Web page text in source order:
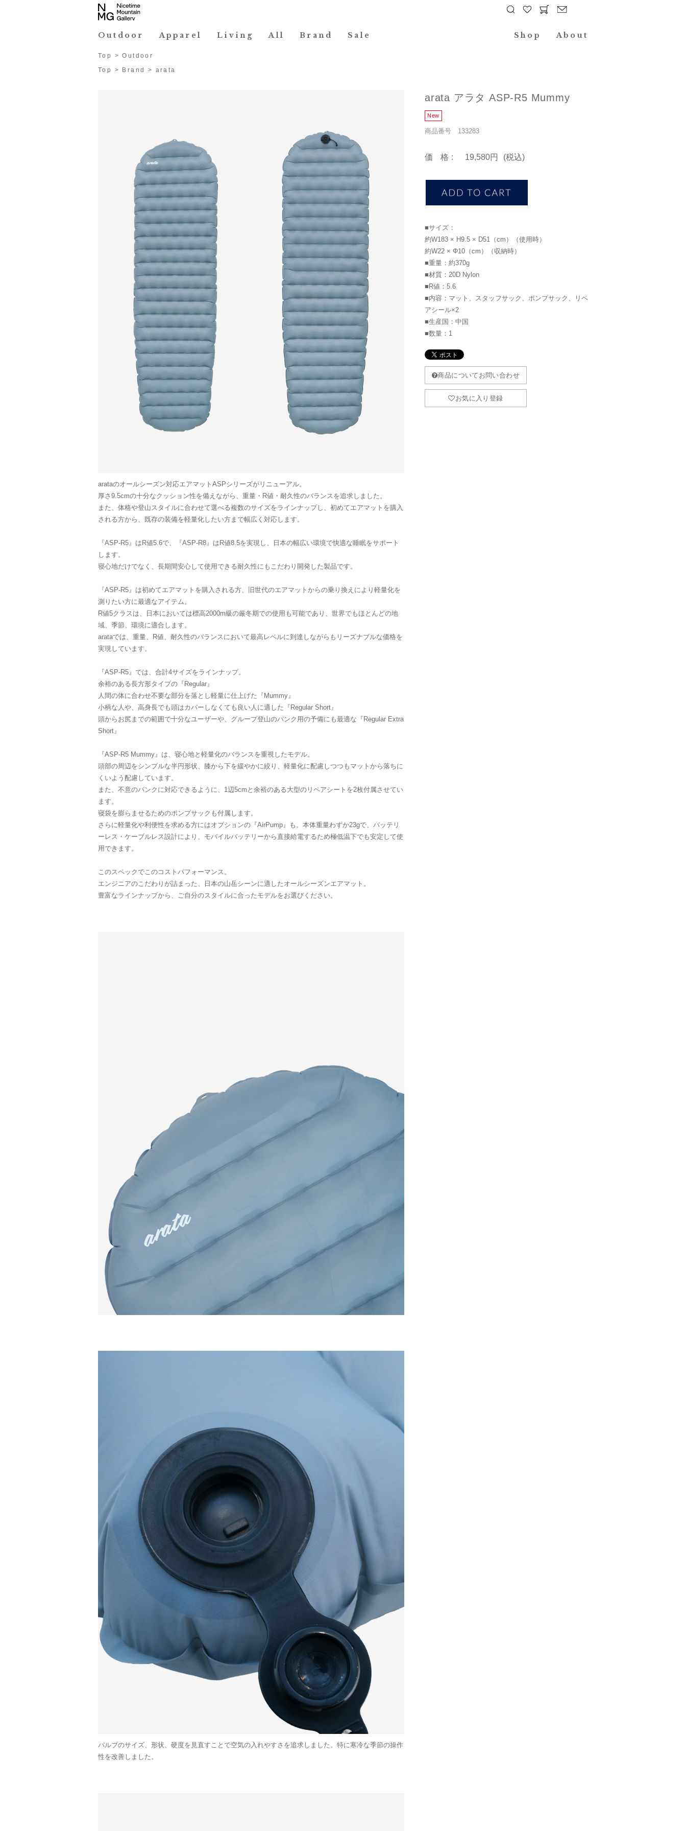
Outdoor Apparel Living All Brand Sale Shop About
Top >Outdoor
Top
> Brand > arata
arata アラタ ASP-R5 Mummy
商品番号 133283
価格 19,580円 (税込)
■サイズ：
約W183 × H9.5 × D51（cm）（使用時）
約W22 × Φ10（cm）（収納時）
■重量：約370g
■材質：20D Nylon
■R値：5.6
■内容：マット、スタッフサック、ポンプサック、リペ
アシール×2
■生産国：中国
■数量：1
arataのオールシーズン対応エアマットASPシリーズがリニューアル。
厚さ9.5cmの十分なクッション性を備えながら、重量・R値・耐久性のバランスを追求しました。
また、体格や登山スタイルに合わせて選べる複数のサイズをラインナップし、初めてエアマットを購入
される方から、既存の装備を軽量化したい方まで幅広く対応します。
『ASP-R5』はR値5.6で、『ASP-R8』はR値8.5を実現し、日本の幅広い環境で快適な睡眠をサポート
します。
寝心地だけでなく、長期間安心して使用できる耐久性にもこだわり開発した製品です。
『ASP-R5』は初めてエアマットを購入される方、旧世代のエアマットからの乗り換えにより軽量化を
測りたい方に最適なアイテム。
R値5クラスは、日本においては標高2000m級の厳冬期での使用も可能であり、世界でもほとんどの地
域、季節、環境に適合します。
arataでは、重量、R値、耐久性のバランスにおいて最高レベルに到達しながらもリーズナブルな価格を
実現しています。
『ASP-R5』では、合計4サイズをラインナップ。
余裕のある長方形タイプの『Regular』
人間の体に合わせ不要な部分を落とし軽量に仕上げた『Mummy』
小柄な人や、高身長でも頭はカバーしなくても良い人に適した『Regular Short』
頭からお尻までの範囲で十分なユーザーや、グループ登山のパンク用の予備にも最適な『Regular Extra
Short』
『ASP-R5 Mummy』は、寝心地と軽量化のバランスを重視したモデル。
頭部の周辺をシンプルな半円形状、膝から下を緩やかに絞り、軽量化に配慮しつつもマットから落ちに
くいよう配慮しています。
また、不意のパンクに対応できるように、1辺5cmと余裕のある大型のリペアシートを2枚付属させてい
ます。
寝袋を膨らませるためのポンプサックも付属します。
さらに軽量化や利便性を求める方にはオプションの『AirPump』も。本体重量わずか23gで、バッテリ
ーレス・ケーブルレス設計により、モバイルバッテリーから直接給電するため極低温下でも安定して使
用できます。
このスペックでこのコストパフォーマンス。
エンジニアのこだわりが詰まった、日本の山岳シーンに適したオールシーズンエアマット。
豊富なラインナップから、ご自分のスタイルに合ったモデルをお選びください。
バルブのサイズ、形状、硬度を見直すことで空気の入れやすさを追求しました。特に寒冷な季節の操作
性を改善しました。